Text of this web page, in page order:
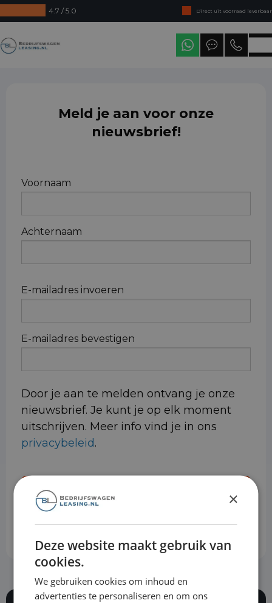
4.7 / 5.0
Direct uit voorraad leverbaar
Levering in heel Nederland
Meld je aan voor onze
nieuwsbrief!
Naam
Voornaam
Achternaam
E-
mailadres
E-mailadres invoeren
E-mailadres bevestigen
Door je aan te melden ontvang je onze
nieuwsbrief. Je kunt je op elk moment
uitschrijven. Meer info vind je in ons
privacybeleid.
×
Deze website maakt gebruik van
cookies.
We gebruiken cookies om inhoud en
advertenties te personaliseren en om ons